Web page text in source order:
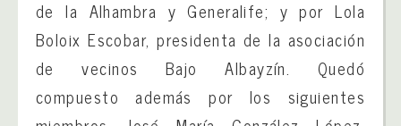
de la Alhambra y Generalife; y por Lola
Boloix Escobar, presidenta de la asociación
de vecinos Bajo Albayzín. Quedó
compuesto además por los siguientes